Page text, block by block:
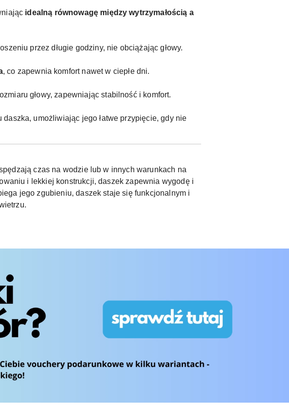
idealną równowagę między wytrzymałością a
przez długie godziny, nie obciążając głowy.
, co zapewnia komfort nawet w ciepłe dni.
głowy, zapewniając stabilność i komfort.
daszka, umożliwiając jego łatwe przypięcie, gdy nie
czas na wodzie lub w innych warunkach na
i lekkiej konstrukcji, daszek zapewnia wygodę i
jego zgubieniu, daszek staje się funkcjonalnym i